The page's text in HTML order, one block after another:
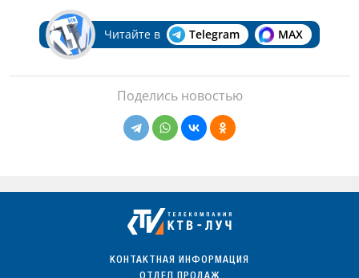
Читайте в Telegram MAX
Поделись новостью
КОНТАКТНАЯ ИНФОРМАЦИЯ